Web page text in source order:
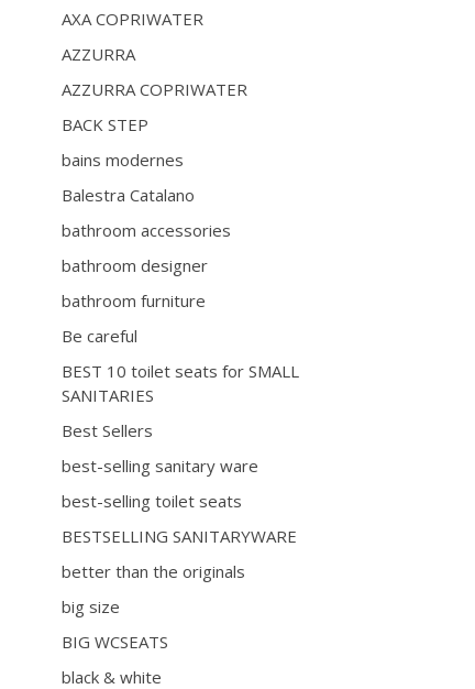
AXA COPRIWATER
AZZURRA
AZZURRA COPRIWATER
BACK STEP
bains modernes
Balestra Catalano
bathroom accessories
bathroom designer
bathroom furniture
Be careful
BEST 10 toilet seats for SMALL
SANITARIES
Best Sellers
best-selling sanitary ware
best-selling toilet seats
BESTSELLING SANITARYWARE
better than the originals
big size
BIG WCSEATS
black & white